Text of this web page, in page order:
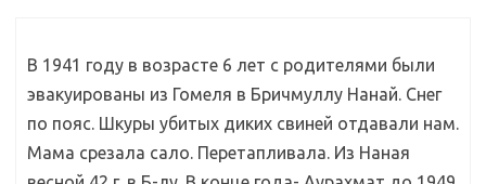
В 1941 году в возрасте 6 лет с родителями были
эвакуированы из Гомеля в Бричмуллу Нанай. Снег
по пояс. Шкуры убитых диких свиней отдавали нам.
Мама срезала сало. Перетапливала. Из Наная